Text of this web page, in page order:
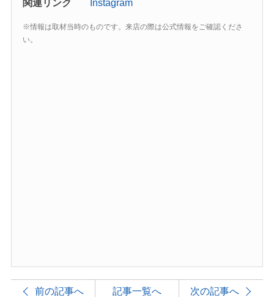
関連リンク Instagram
※情報は取材当時のものです。来店の際は公式情報をご確認くださ
い。
前の記事へ 記事一覧へ 次の記事へ